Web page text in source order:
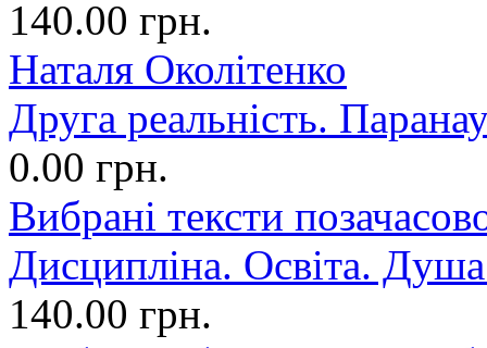
140.00 грн.
Наталя Околітенко
Друга реальність.
0.00 грн.
Вибрані тексти
Дисципліна. Освіта.
140.00 грн.